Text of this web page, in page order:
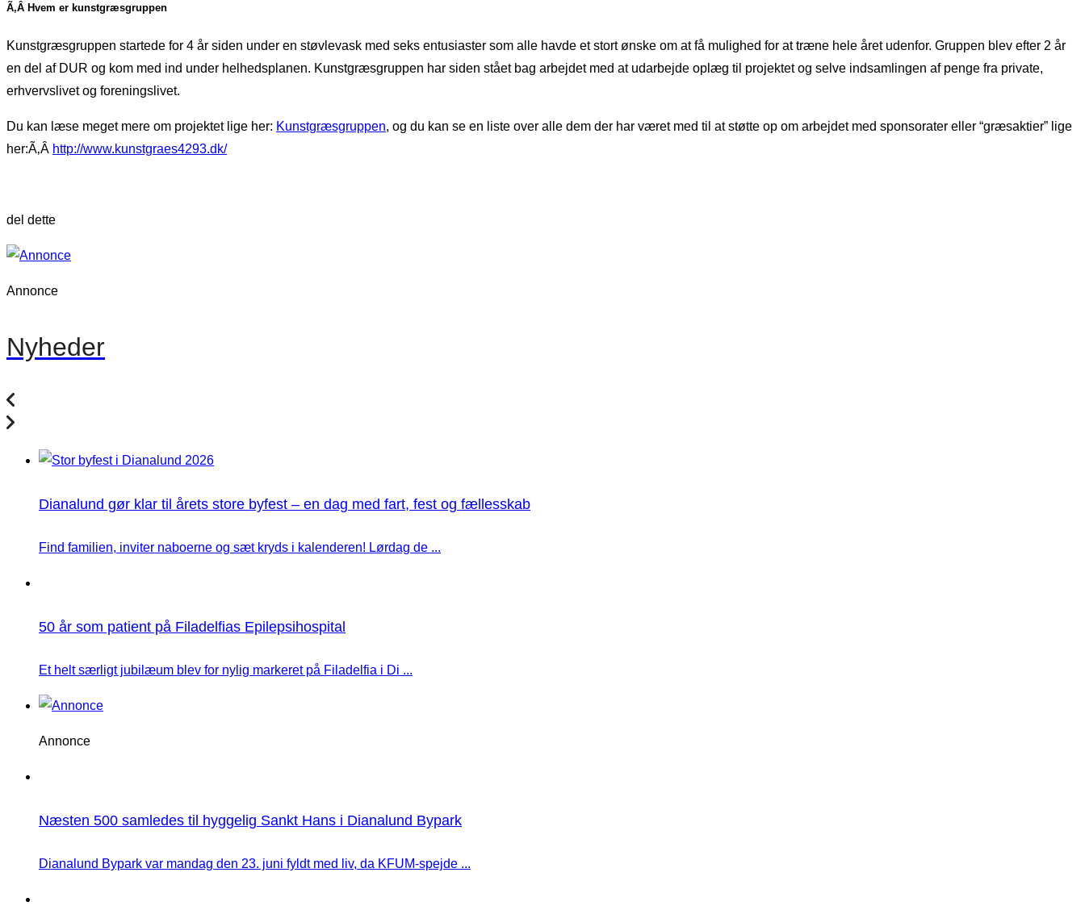
Ã‚Â Hvem er kunstgræsgruppen
Kunstgræsgruppen startede for 4 år siden under en støvlevask med seks entusiaster som alle havde et stort ønske om at få mulighed for at træne hele året udenfor. Gruppen blev efter 2 år
en del af DUR og kom med ind under helhedsplanen. Kunstgræsgruppen har siden stået bag arbejdet med at udarbejde oplæg til projektet og selve indsamlingen af penge fra private,
erhvervslivet og foreningslivet.
Du kan læse meget mere om projektet lige her: Kunstgræsgruppen, og du kan se en liste over alle dem der har været med til at støtte op om arbejdet med sponsorater eller “græsaktier” lige
her:Ã‚Â http://www.kunstgraes4293.dk/
del dette
Annonce
Nyheder
Dianalund gør klar til årets store byfest – en dag med fart, fest og fællesskab
Find familien, inviter naboerne og sæt kryds i kalenderen! Lørdag de ...
50 år som patient på Filadelfias Epilepsihospital
Et helt særligt jubilæum blev for nylig markeret på Filadelfia i Di ...
Annonce
Næsten 500 samledes til hyggelig Sankt Hans i Dianalund Bypark
Dianalund Bypark var mandag den 23. juni fyldt med liv, da KFUM-spejde ...